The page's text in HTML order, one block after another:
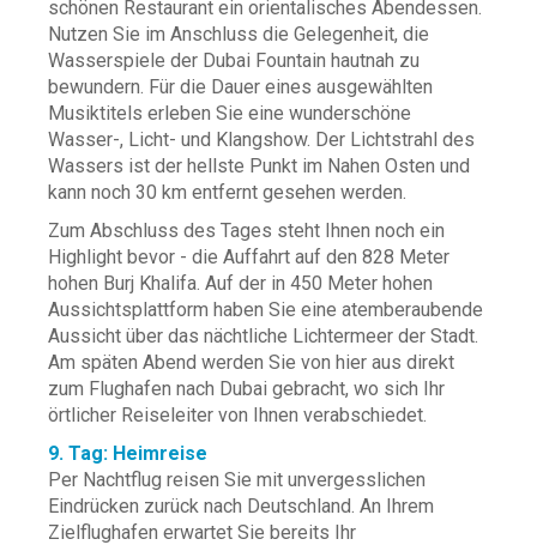
schönen Restaurant ein orientalisches Abendessen.
Nutzen Sie im Anschluss die Gelegenheit, die
Wasserspiele der Dubai Fountain hautnah zu
bewundern. Für die Dauer eines ausgewählten
Musiktitels erleben Sie eine wunderschöne
Wasser-, Licht- und Klangshow. Der Lichtstrahl des
Wassers ist der hellste Punkt im Nahen Osten und
kann noch 30 km entfernt gesehen werden.
Zum Abschluss des Tages steht Ihnen noch ein
Highlight bevor - die Auffahrt auf den 828 Meter
hohen Burj Khalifa. Auf der in 450 Meter hohen
Aussichtsplattform haben Sie eine atemberaubende
Aussicht über das nächtliche Lichtermeer der Stadt.
Am späten Abend werden Sie von hier aus direkt
zum Flughafen nach Dubai gebracht, wo sich Ihr
örtlicher Reiseleiter von Ihnen verabschiedet.
9. Tag: Heimreise
Per Nachtflug reisen Sie mit unvergesslichen
Eindrücken zurück nach Deutschland. An Ihrem
Zielflughafen erwartet Sie bereits Ihr